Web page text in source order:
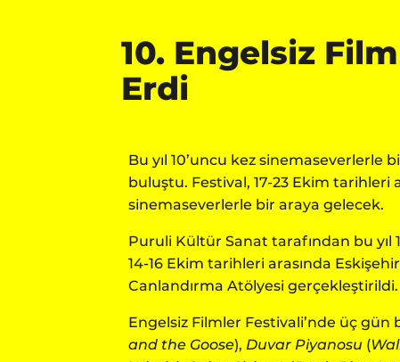
10. Engelsiz
Erdi
Bu yıl 10’uncu kez sinemaseverlerle
buluştu. Festival, 17-23 Ekim tarihleri
sinemaseverlerle bir araya gelecek.
Puruli Kültür Sanat tarafından bu yıl
14-16 Ekim tarihleri arasında
Canlandırma Atölyesi gerçekleştirildi.
Engelsiz Filmler Festivali’nde üç
and the Goose), Duvar Piyanosu (